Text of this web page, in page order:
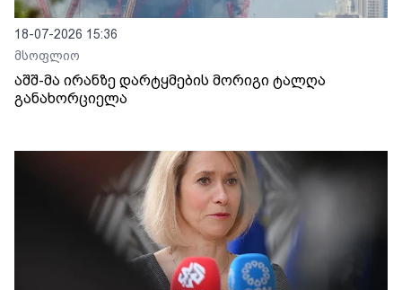
18-07-2026 15:36
მსოფლიო
აშშ-მა ირანზე დარტყმების მორიგი ტალღა
განახორციელა